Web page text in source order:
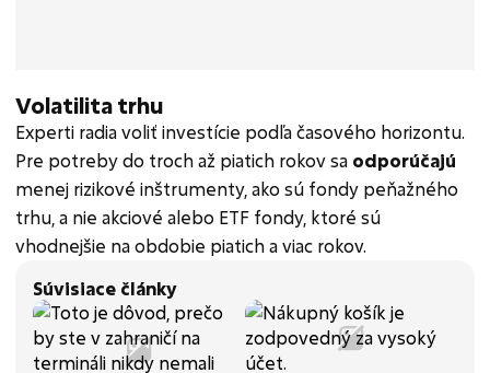
Volatilita trhu
Experti radia voliť investície podľa časového horizontu.
Pre potreby do troch až piatich rokov sa odporúčajú
menej rizikové inštrumenty, ako sú fondy peňažného
trhu, a nie akciové alebo ETF fondy, ktoré sú
vhodnejšie na obdobie piatich a viac rokov.
Súvisiace články